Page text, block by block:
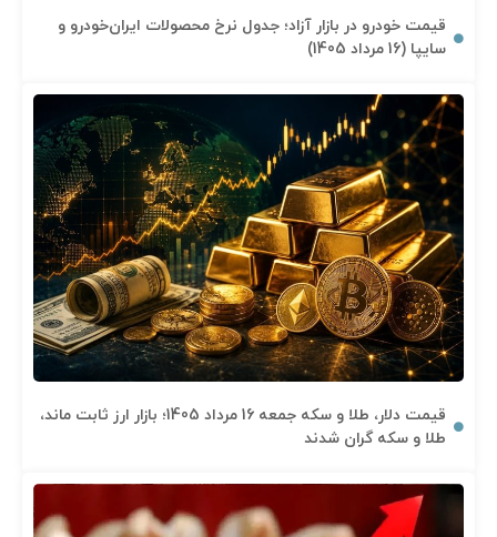
قیمت خودرو در بازار آزاد؛ جدول نرخ محصولات ایران‌خودرو و
سایپا (16 مرداد 1405)
قیمت دلار، طلا و سکه جمعه 16 مرداد 1405؛ بازار ارز ثابت ماند،
طلا و سکه گران شدند